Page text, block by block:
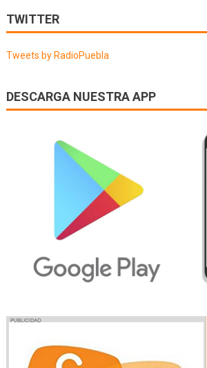
de
entradas
TWITTER
Tweets by RadioPuebla
DESCARGA NUESTRA APP